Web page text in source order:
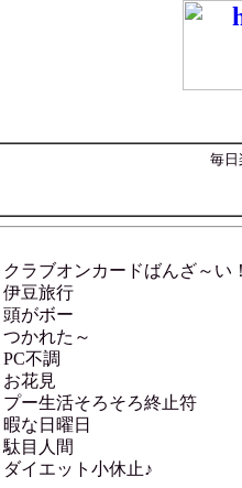
毎日
クラブオンカードばんざ～い
伊豆旅行
頭がボー
つかれた～
PC不調
お花見
プー生活そろそろ終止符
暇な日曜日
駄目人間
ダイエット小休止♪